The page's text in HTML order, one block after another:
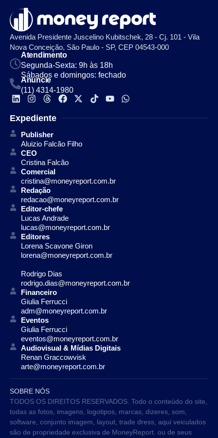
Avenida Presidente Juscelino Kubitschek, 28 - Cj. 101 - Vila
Nova Conceição, São Paulo - SP, CEP 04543-000
Atendimento
Segunda-Sexta: 9h às 18h
Sábados e domingos: fechado
Anuncie
(11) 4314-1980
Expediente
Publisher
Aluizio Falcão Filho
CEO
Cristina Falcão
Comercial
cristina@moneyreport.com.br
Redação
redacao@moneyreport.com.br
Editor-chefe
Lucas Andrade
lucas@moneyreport.com.br
Editores
Lorena Scavone Giron
lorena@moneyreport.com.br
Rodrigo Dias
rodrigo.dias@moneyreport.com.br
Financeiro
Giulia Ferrucci
adm@moneyreport.com.br
Eventos
Giulia Ferrucci
eventos@moneyreport.com.br
Audiovisual & Mídias Digitais
Renan Graccowvisk
arte@moneyreport.com.br
SOBRE NÓS
TODOS OS DIREITOS RESERVADOS. Todo o conteúdo do site,
todas as fotos, imagens, logotipos, marcas, dizeres, som,
software, conjunto imagem, layout, trade dress, aqui veiculados
são de propriedade exclusiva de MoneyReport. ou de seus